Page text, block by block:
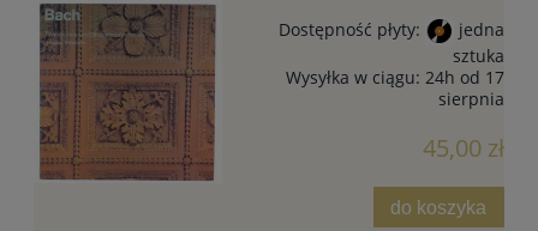
Dostępność płyty:
jedna
sztuka
Wysyłka w ciągu: 24h od 17
sierpnia
45,00 zł
do koszyka